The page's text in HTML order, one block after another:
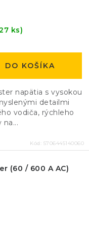
ks)
DO KOŠÍKA
napätia s vysokou
detailmi
vodiča, rýchleho
na...
Kód: 5706445140060
(60 / 600 A AC)